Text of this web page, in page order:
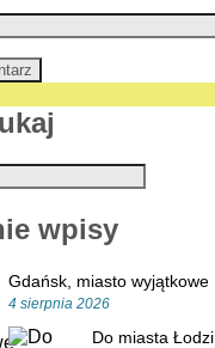
wpisy
Gdańsk, miasto wyjątkowe
4 sierpnia 2026
Do miasta Łodzi